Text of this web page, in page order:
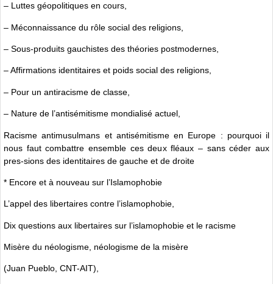
– Luttes géopolitiques en cours,
– Méconnaissance du rôle social des religions,
– Sous-produits gauchistes des théories postmodernes,
– Affirmations identitaires et poids social des religions,
– Pour un antiracisme de classe,
– Nature de l’antisémitisme mondialisé actuel,
Racisme antimusulmans et antisémitisme en Europe : pourquoi il
nous faut combattre ensemble ces deux fléaux – sans céder aux
pres-sions des identitaires de gauche et de droite
* Encore et à nouveau sur l’Islamophobie
L’appel des libertaires contre l’islamophobie,
Dix questions aux libertaires sur l’islamophobie et le racisme
Misère du néologisme, néologisme de la misère
(Juan Pueblo, CNT-AIT),